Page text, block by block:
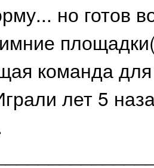
но готов
команда для
лет 5